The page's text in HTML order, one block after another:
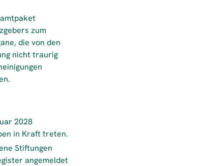
zum
die von den
nicht traurig
2028
in Kraft treten.
Stiftungen
angemeldet